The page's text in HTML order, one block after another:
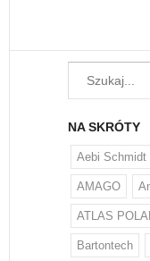
NA SKRÓTY
Aebi Schmidt
AMAGO
ATLAS
Bartontech